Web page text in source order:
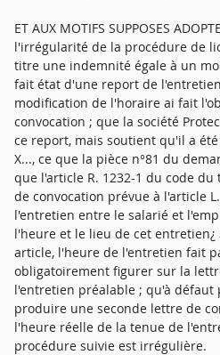
ET AUX MOTIFS SUPPOSES
l'irrégularité de la procédure de
titre une indemnité égale à un
fait état d'une report de
modification de l'horaire ai fait
convocation ; que la société
ce report, mais soutient qu'il a
X..., ce que la pièce n°81 du
que l'article R. 1232-1 du code
de convocation prévue à l'article
l'entretien entre le salarié et
l'heure et le lieu de cet entretien¿
article, l'heure de l'entretien fait
obligatoirement figurer sur la
l'entretien préalable ; qu'à défaut
produire une seconde lettre de
l'heure réelle de la tenue de
procédure suivie est irrégulière.